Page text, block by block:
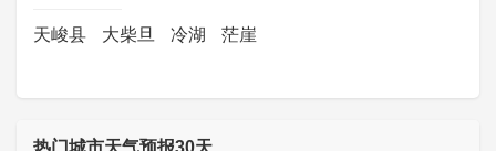
天峻县 大柴旦 冷湖 茫崖
热门城市天气预报30天